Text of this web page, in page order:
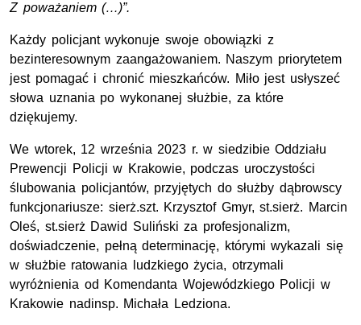
Z poważaniem (…)”.
Każdy policjant wykonuje swoje obowiązki z
bezinteresownym zaangażowaniem. Naszym priorytetem
jest pomagać i chronić mieszkańców. Miło jest usłyszeć
słowa uznania po wykonanej służbie, za które
dziękujemy.
We wtorek, 12 września 2023 r. w siedzibie Oddziału
Prewencji Policji w Krakowie, podczas uroczystości
ślubowania policjantów, przyjętych do służby dąbrowscy
funkcjonariusze: sierż.szt. Krzysztof Gmyr,st.sierż. Marcin
Oleś, st.sierż Dawid Suliński za profesjonalizm,
doświadczenie, pełną determinację, którymi wykazali się
w służbie ratowania ludzkiego życia, otrzymali
wyróżnienia od Komendanta Wojewódzkiego Policji w
Krakowie nadinsp. Michała Ledziona.